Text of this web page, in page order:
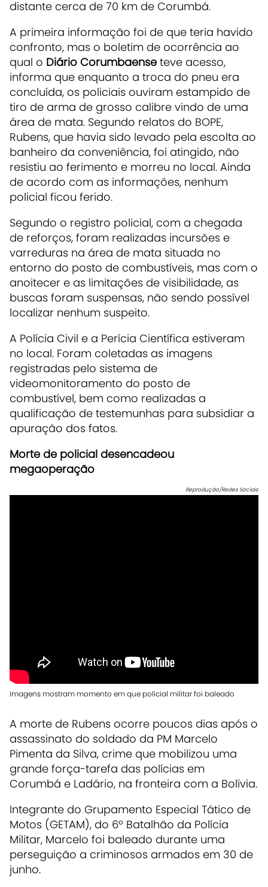
distante cerca de 70 km de Corumbá.
A primeira informação foi de que teria havido
confronto, mas o boletim de ocorrência ao
qual o Diário Corumbaense teve acesso,
informa que enquanto a troca do pneu era
concluída, os policiais ouviram estampido de
tiro de arma de grosso calibre vindo de uma
área de mata. Segundo relatos do BOPE,
Rubens, que havia sido levado pela escolta ao
banheiro da conveniência, foi atingido, não
resistiu ao ferimento e morreu no local. Ainda
de acordo com as informações, nenhum
policial ficou ferido.
Segundo o registro policial, com a chegada
de reforços, foram realizadas incursões e
varreduras na área de mata situada no
entorno do posto de combustíveis, mas com o
anoitecer e as limitações de visibilidade, as
buscas foram suspensas, não sendo possível
localizar nenhum suspeito.
A Polícia Civil e a Perícia Científica estiveram
no local. Foram coletadas as imagens
registradas pelo sistema de
videomonitoramento do posto de
combustível, bem como realizadas a
qualificação de testemunhas para subsidiar a
apuração dos fatos.
Morte de policial desencadeou
megaoperação
Reprodução/Redes Sociais
Imagens mostram momento em que policial militar foi baleado
A morte de Rubens ocorre poucos dias após o
assassinato do soldado da PM Marcelo
Pimenta da Silva, crime que mobilizou uma
grande força-tarefa das polícias em
Corumbá e Ladário, na fronteira com a Bolívia.
Integrante do Grupamento Especial Tático de
Motos (GETAM), do 6º Batalhão da Polícia
Militar, Marcelo foi baleado durante uma
perseguição a criminosos armados em 30 de
junho.